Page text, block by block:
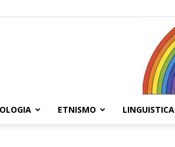
ETNISMO LINGUISTICA